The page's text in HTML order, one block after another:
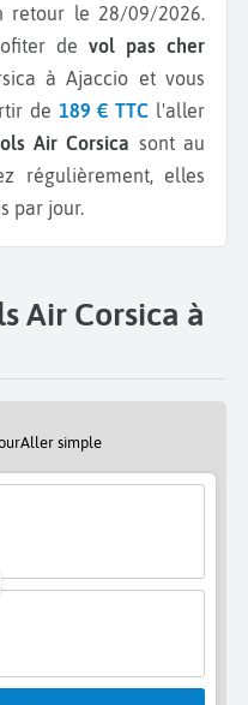
retour le 28/09/2026.
de vol pas cher
à Ajaccio et vous
de 189 € TTC l'aller
Air Corsica sont au
régulièrement, elles
par jour.
Air Corsica à
Aller simple